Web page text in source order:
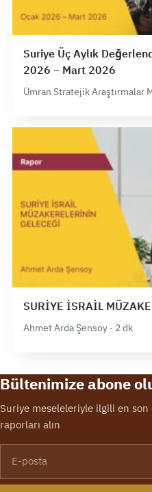
Suriye Üç Aylık
2026 – Mart 2026
Ümran Stratejik Araştırmalar
SURİYE İSRAİL
Ahmet Arda Şensoy · 2 dk
Bültenimize abone
Suriye meseleleriyle ilgili en son
raporları alın